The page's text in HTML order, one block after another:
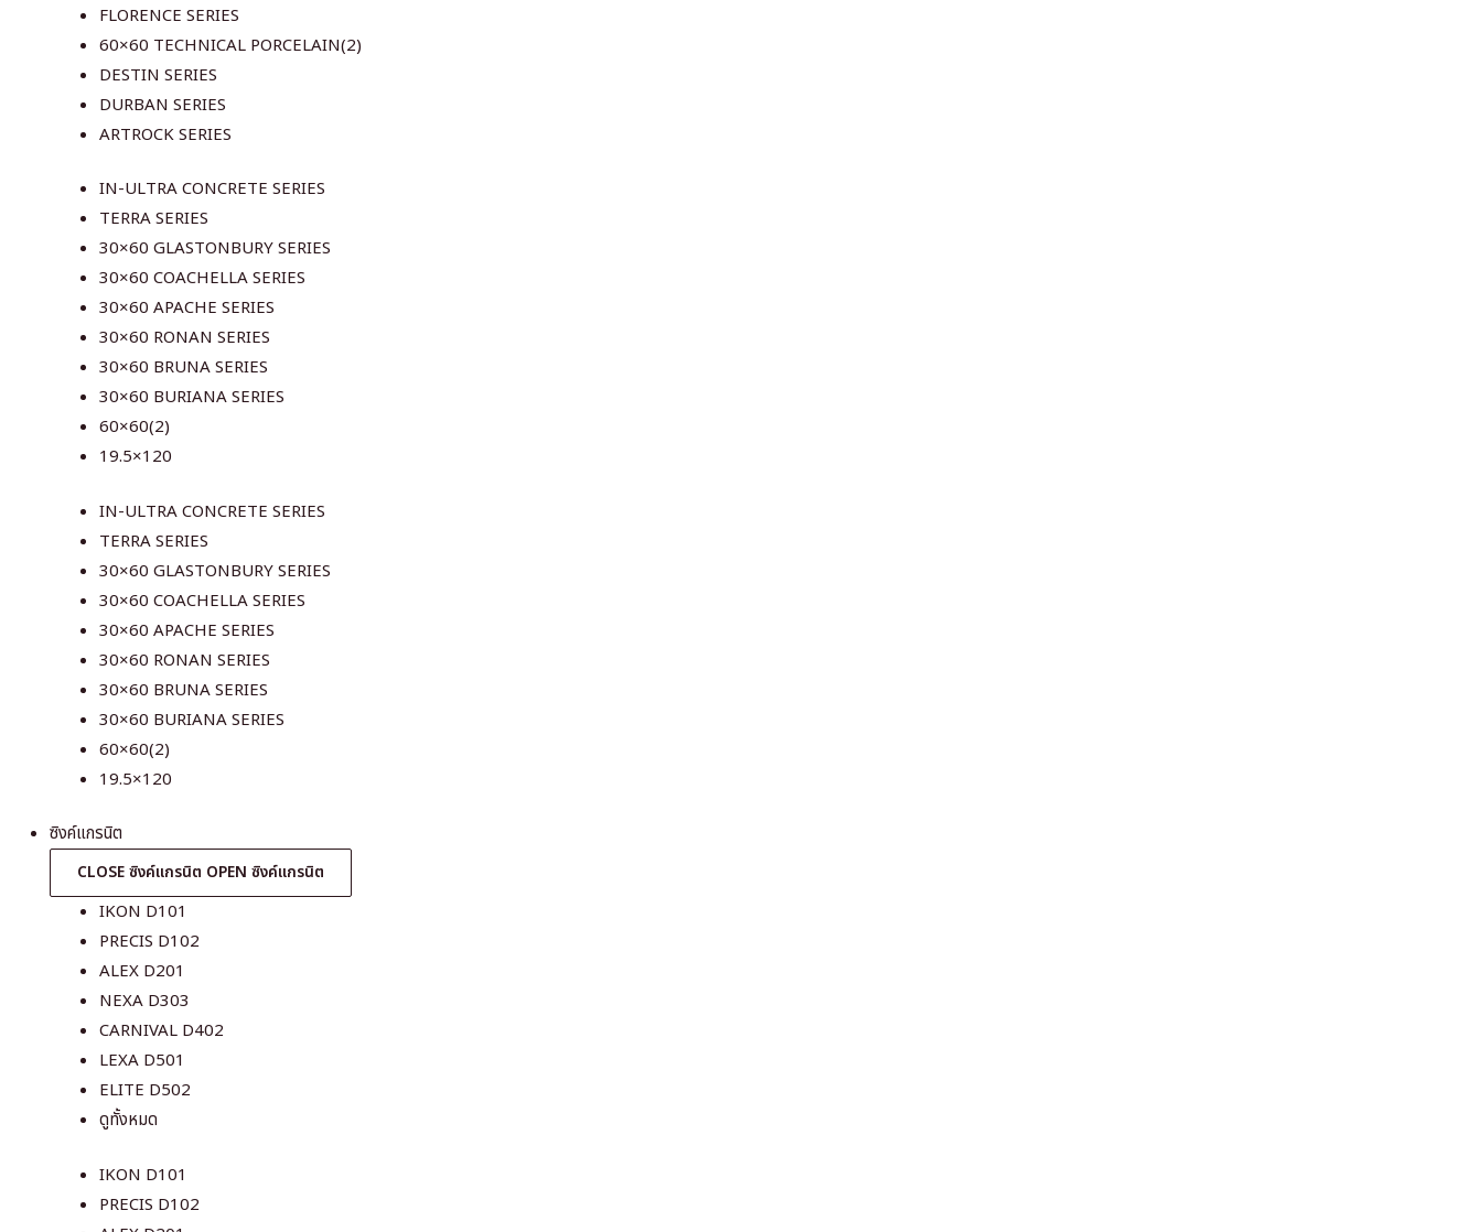
FLORENCE SERIES
60×60 TECHNICAL PORCELAIN(2)
DESTIN SERIES
DURBAN SERIES
ARTROCK SERIES
IN-ULTRA CONCRETE SERIES
TERRA SERIES
30×60 GLASTONBURY SERIES
30×60 COACHELLA SERIES
30×60 APACHE SERIES
30×60 RONAN SERIES
30×60 BRUNA SERIES
30×60 BURIANA SERIES
60×60(2)
19.5×120
IN-ULTRA CONCRETE SERIES
TERRA SERIES
30×60 GLASTONBURY SERIES
30×60 COACHELLA SERIES
30×60 APACHE SERIES
30×60 RONAN SERIES
30×60 BRUNA SERIES
30×60 BURIANA SERIES
60×60(2)
19.5×120
ซิงค์แกรนิต
CLOSE ซิงค์แกรนิต OPEN ซิงค์แกรนิต
IKON D101
PRECIS D102
ALEX D201
NEXA D303
CARNIVAL D402
LEXA D501
ELITE D502
ดูทั้งหมด
IKON D101
PRECIS D102